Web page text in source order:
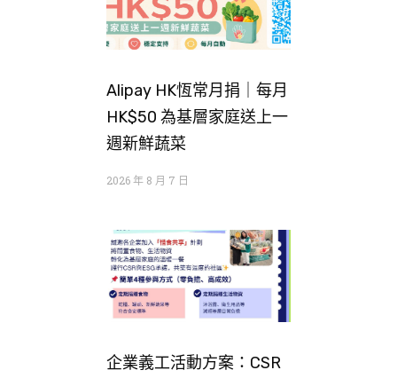
Alipay HK恆常月捐｜每月
HK$50 為基層家庭送上一
週新鮮蔬菜
2026 年 8 月 7 日
企業義工活動方案：CSR